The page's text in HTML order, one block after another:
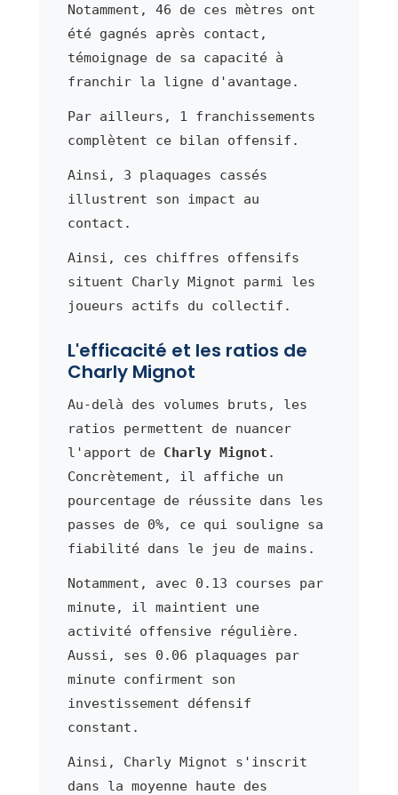
Notamment, 46 de ces mètres ont
été gagnés après contact,
témoignage de sa capacité à
franchir la ligne d'avantage.
Par ailleurs, 1 franchissements
complètent ce bilan offensif.
Ainsi, 3 plaquages cassés
illustrent son impact au
contact.
Ainsi, ces chiffres offensifs
situent Charly Mignot parmi les
joueurs actifs du collectif.
L'efficacité et les ratios de
Charly Mignot
Au-delà des volumes bruts, les
ratios permettent de nuancer
l'apport de Charly Mignot .
Concrètement, il affiche un
pourcentage de réussite dans les
passes de 0%, ce qui souligne sa
fiabilité dans le jeu de mains.
Notamment, avec 0.13 courses par
minute, il maintient une
activité offensive régulière.
Aussi, ses 0.06 plaquages par
minute confirment son
investissement défensif
constant.
Ainsi, Charly Mignot s'inscrit
dans la moyenne haute des